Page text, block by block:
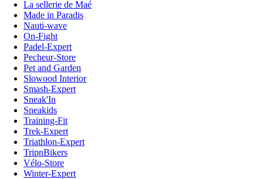
La sellerie de Maé
Made in Paradis
Nauti-wave
On-Fight
Padel-Expert
Pecheur-Store
Pet and Garden
Slowood Interior
Smash-Expert
Sneak'In
Sneakids
Training-Fit
Trek-Expert
Triathlon-Expert
TripnBikers
Vélo-Store
Winter-Expert